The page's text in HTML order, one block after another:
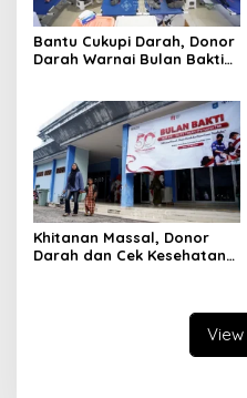
Bantu Cukupi Darah, Donor
Darah Warnai Bulan Bakti
Khitanan Massal, Donor
Darah dan Cek Kesehatan